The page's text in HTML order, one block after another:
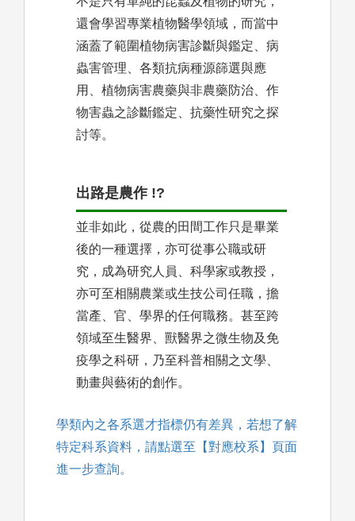
還會學習專業植物醫學領域，而當中
涵蓋了範圍植物病害診斷與鑑定、病
蟲害管理、各類抗病種源篩選與應
用、植物病害農藥與非農藥防治、作
物害蟲之診斷鑑定、抗藥性研究之探
討等。
出路是農作 !?
並非如此，從農的田間工作只是畢業
後的一種選擇，亦可從事公職或研
究，成為研究人員、科學家或教授，
亦可至相關農業或生技公司任職，擔
當產、官、學界的任何職務。甚至跨
領域至生醫界、獸醫界之微生物及免
疫學之科研，乃至科普相關之文學、
動畫與藝術的創作。
學類內之各系選才指標仍有差異，若想了解
特定科系資料，請點選至【對應校系】頁面
進一步查詢。